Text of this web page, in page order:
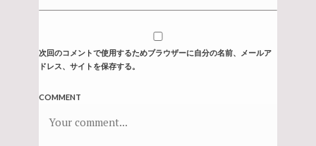
次回のコメントで使用するためブラウザーに自分の名前、メールア
ドレス、サイトを保存する。
COMMENT